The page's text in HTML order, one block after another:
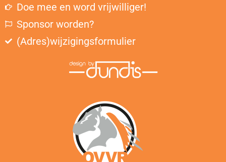
Doe mee en word vrijwilliger!
Sponsor worden?
(Adres)wijzigingsformulier